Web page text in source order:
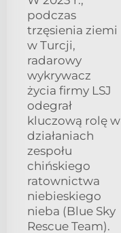
podczas
trzęsienia ziemi
w Turcji,
radarowy
wykrywacz
życia firmy LSJ
odegrał
kluczową rolę w
działaniach
zespołu
chińskiego
ratownictwa
niebieskiego
nieba (Blue Sky
Rescue Team).